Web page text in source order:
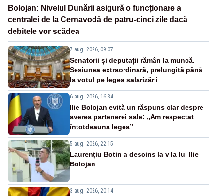
Bolojan: Nivelul Dunării asigură o funcționare a
centralei de la Cernavodă de patru-cinci zile dacă
debitele vor scădea
7 aug. 2026, 09:07
Senatorii și deputații rămân la muncă.
Sesiunea extraordinară, prelungită până
la votul pe legea salarizării
6 aug. 2026, 16:34
Ilie Bolojan evită un răspuns clar despre
averea partenerei sale: „Am respectat
întotdeauna legea”
5 aug. 2026, 22:15
Laurențiu Botin a descins la vila lui Ilie
Bolojan
3 aug. 2026, 20:14